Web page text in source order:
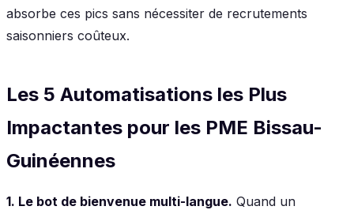
absorbe ces pics sans nécessiter de recrutements
saisonniers coûteux.
Les 5 Automatisations les Plus
Impactantes pour les PME Bissau-
Guinéennes
1. Le bot de bienvenue multi-langue. Quand un